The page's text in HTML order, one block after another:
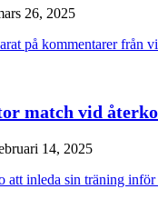
26, 2025
på kommentarer från
match vid
14, 2025
inleda sin träning